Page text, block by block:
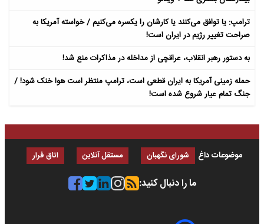
ترامپ: یا توافق می‌کنند یا کارشان را یکسره می‌کنیم / خواسته آمریکا به
صراحت تغییر رژیم در ایران است!
به دستور رهبر انقلاب، عراقچی از مداخله در مذاکرات منع شد!
حمله زمینی آمریکا به ایران قطعی است، ترامپ منتظر است هوا خنک شود! /
جنگ تمام عیار شروع شده است!
موضوعات داغ شورای نگهبان مستقل آنلاین اتاق فرار
ما را دنبال کنید: